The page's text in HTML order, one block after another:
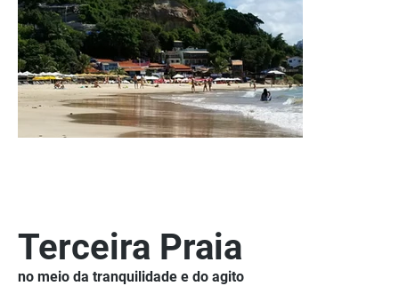
Terceira Praia
no meio da tranquilidade e do agito